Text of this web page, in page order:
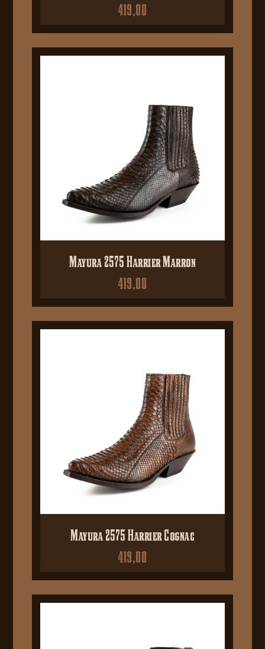
419,00
Mayura 2575 Harrier Marron
419,00
Mayura 2575 Harrier Cognac
419,00